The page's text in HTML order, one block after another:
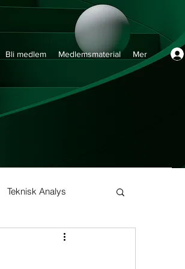
Teknisk Analys
Buy and Hold
Bli medlem Medlemsmaterial Mer